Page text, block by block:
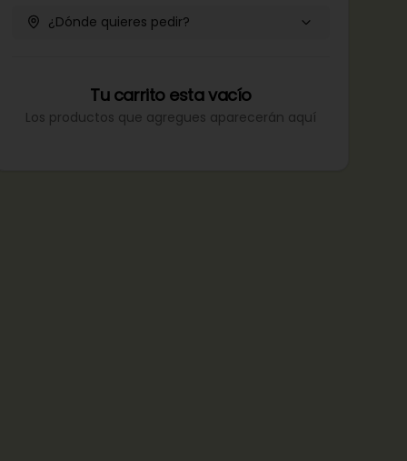
¿Dónde quieres pedir?
Tu carrito esta vacío
Los productos que agregues aparecerán aquí